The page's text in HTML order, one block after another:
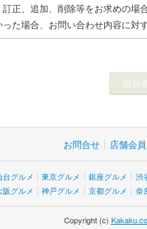
正、追加、削除等をお求めの場合
た場合、お問い合わせ内容に対
お問合せ 店舗会
台グルメ 東京グルメ 銀座グルメ 渋
阪グルメ 神戸グルメ 京都グルメ 奈
Copyright (c)